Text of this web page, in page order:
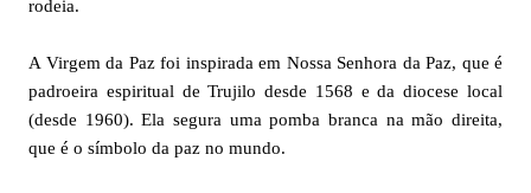
rodeia.
A Virgem da Paz foi inspirada em Nossa Senhora da Paz, que é
padroeira espiritual de Trujilo desde 1568 e da diocese local
(desde 1960). Ela segura uma pomba branca na mão direita,
que é o símbolo da paz no mundo.